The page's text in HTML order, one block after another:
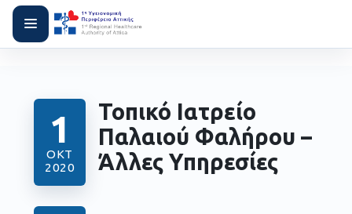
1
ΟΚΤ
2020
Τοπικό Ιατρείο
Παλαιού Φαλήρου –
Άλλες Υπηρεσίες